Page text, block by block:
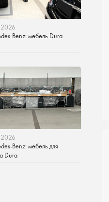
Benz: мебель Dura
Benz: мебель для
Dura